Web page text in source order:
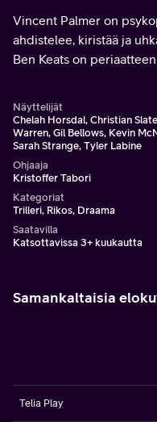
Vincent Palmer on
ahdistelee, kiristää ja
Ben Keats on
Näyttelijät
Chelah Horsdal, Christian
Warren, Gil Bellows, Kevin
Sarah Strange, Tyler Labine
Ohjaaja
Kristoffer Tabori
Kategoriat
Trilleri, Rikos, Draama
Saatavilla
Katsottavissa 3+ kuukautta
Samankaltaisia
Telia Play